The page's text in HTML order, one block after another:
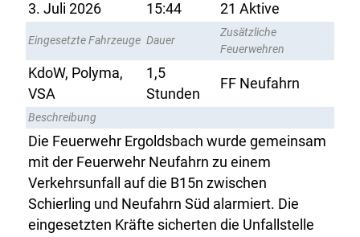
3. Juli 2026 15:44 21 Aktive
Eingesetzte Fahrzeuge Dauer
Zusätzliche
Feuerwehren
KdoW, Polyma,
VSA
1,5
Stunden
FF Neufahrn
Beschreibung
Die Feuerwehr Ergoldsbach wurde gemeinsam
mit der Feuerwehr Neufahrn zu einem
Verkehrsunfall auf die B15n zwischen
Schierling und Neufahrn Süd alarmiert. Die
eingesetzten Kräfte sicherten die Unfallstelle